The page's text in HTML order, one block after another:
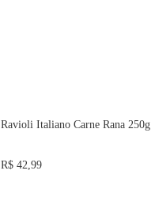
Ravioli Italiano Carne Rana 250g
R$ 42,99